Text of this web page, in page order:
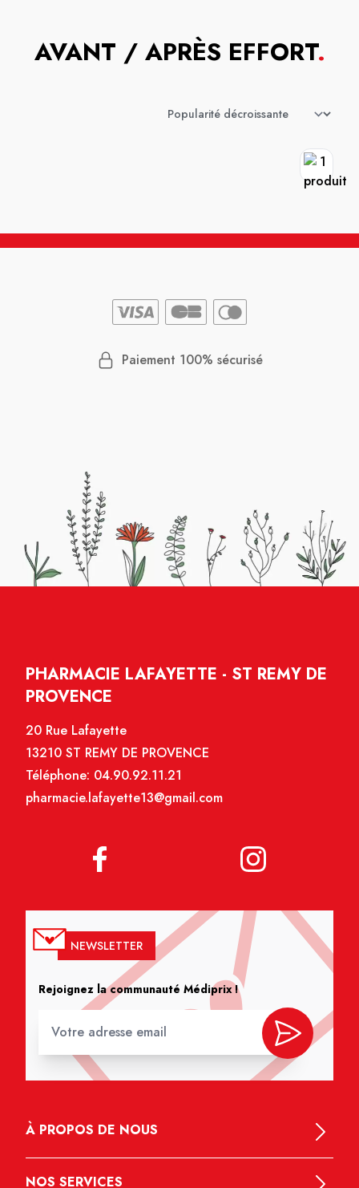
AVANT / APRÈS EFFORT.
Paiement 100% sécurisé
PHARMACIE LAFAYETTE - ST REMY DE
PROVENCE
20 Rue Lafayette
13210 ST REMY DE PROVENCE
Téléphone: 04.90.92.11.21
pharmacie.lafayette13@gmail.com
NEWSLETTER
Rejoignez la communauté Médiprix !
À PROPOS DE NOUS
NOS SERVICES